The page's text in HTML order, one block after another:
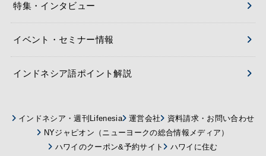
特集・インタビュー
イベント・セミナー情報
インドネシア語ポイント解説
インドネシア・週刊Lifenesia 運営会社
資料請求・お問い合わせ
NYジャピオン（ニューヨークの総合情報メディア）
ハワイのクーポン&予約サイト
ハワイに住む